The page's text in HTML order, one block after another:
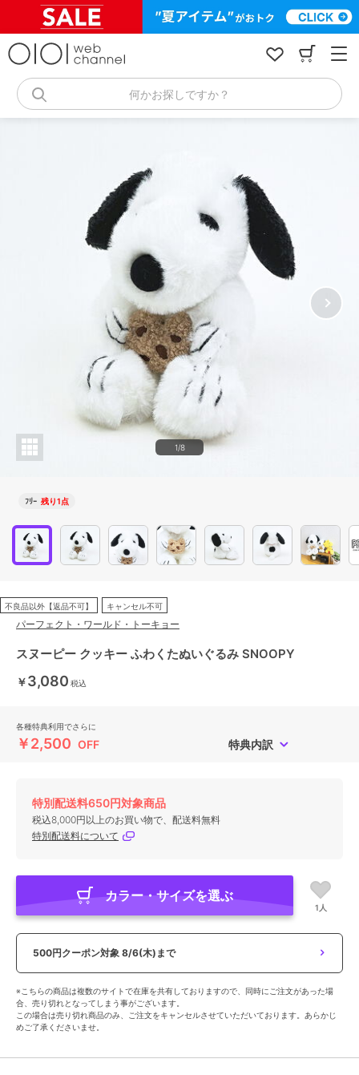
キ
何かお探しですか？
1/8
ﾌﾘｰ 残り1点
不良品以外【返品不可】 キャンセル不可
パーフェクト・ワールド・トーキョー
スヌーピー クッキー ふわくたぬいぐるみ SNOOPY
￥3,080 税込
各種特典利用でさらに
￥2,500 OFF 特典内訳
特別配送料650円対象商品
税込8,000円以上のお買い物で、配送料無料
特別配送料について
カラー・サイズを選ぶ
1人
500円クーポン対象 8/6(木)まで
※こちらの商品は複数のサイトで在庫を共有しておりますので、同時にご注文があった場
合、売り切れとなってしまう事がございます。
この場合は売り切れ商品のみ、ご注文をキャンセルさせていただいております。あらかじ
めご了承くださいませ。